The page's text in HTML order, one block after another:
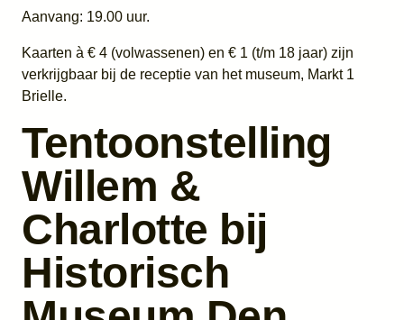
Aanvang: 19.00 uur.
Kaarten à € 4 (volwassenen) en € 1 (t/m 18 jaar) zijn
verkrijgbaar bij de receptie van het museum, Markt 1
Brielle.
Tentoonstelling
Willem &
Charlotte bij
Historisch